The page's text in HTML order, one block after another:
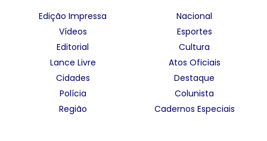
Edição Impressa
Vídeos
Editorial
Lance Livre
Cidades
Polícia
Região
Nacional
Esportes
Cultura
Atos Oficiais
Destaque
Colunista
Cadernos Especiais